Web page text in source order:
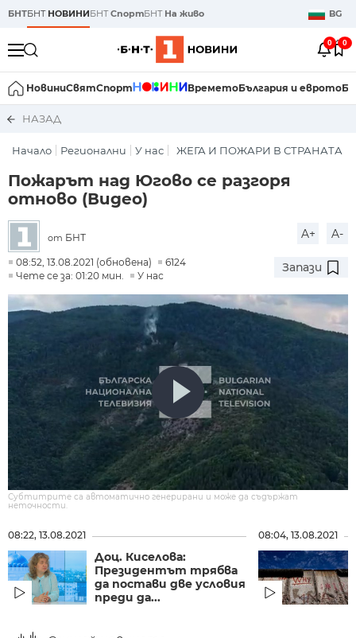
БНТБНТ НОВИНИБНТСпортБНТ На живо BG
0 0
НовиниСвятСпорт ВреметоБългария и еврото
НАЗАД
Начало Регионални У нас ЖЕГА И ПОЖАРИ В СТРАНАТА
Пожарът над Югово се разгоря
отново (Видео)
от БНТ A+ A-
08:52, 13.08.2021 (обновена)
6124
Чете се за: 01:20 мин.
У нас
Запази
Субтитрите са автоматично генерирани и може да съдържат
неточности.
08:22, 13.08.2021
Доц. Киселова:
Президентът трябва
да постави две условия
преди да...
08:04, 13.08.2021